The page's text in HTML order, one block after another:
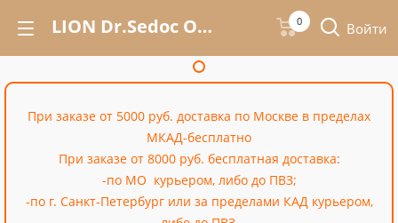
LION Dr.Sedoc Original - Лион Зубная паста с экстрактом масла чайного дерева, 140 гр – купить недорого в интернет-магазине «Cossale» 0 Войти
При заказе от 5000 руб. доставка по Москве в пределах
МКАД-бесплатно
При заказе от 8000 руб. бесплатная доставка:
-по МО курьером, либо до ПВЗ;
-по г. Санкт-Петербург или за пределами КАД курьером,